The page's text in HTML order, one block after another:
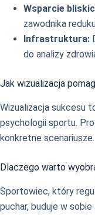
Wsparcie
zawodnika
Infrastruktura:
do analizy
Jak wizualizacja
Wizualizacja sukcesu
psychologii sportu.
konkretne scenariusze.
Dlaczego warto
Sportowiec, który
puchar, buduje w sobie